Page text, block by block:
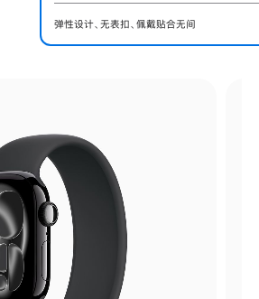
弹性设计、无表扣、佩戴贴合无间